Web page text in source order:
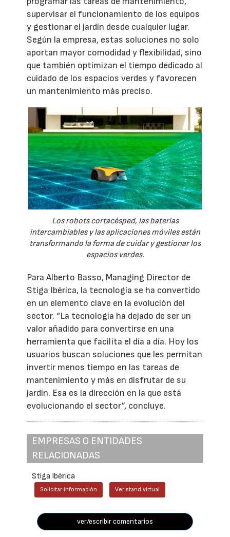
supervisar el funcionamiento de los equipos
y gestionar el jardín desde cualquier lugar.
Según la empresa, estas soluciones no solo
aportan mayor comodidad y flexibilidad, sino
que también optimizan el tiempo dedicado al
cuidado de los espacios verdes y favorecen
un mantenimiento más preciso.
Los robots cortacésped, las baterías
intercambiables y las aplicaciones móviles están
transformando la forma de cuidar y gestionar los
espacios verdes.
Para Alberto Basso, Managing Director de
Stiga Ibérica, la tecnología se ha convertido
en un elemento clave en la evolución del
sector. “La tecnología ha dejado de ser un
valor añadido para convertirse en una
herramienta que facilita el día a día. Hoy los
usuarios buscan soluciones que les permitan
invertir menos tiempo en las tareas de
mantenimiento y más en disfrutar de su
jardín. Esa es la dirección en la que está
evolucionando el sector”, concluye.
EMPRESAS O ENTIDADES
RELACIONADAS
Stiga Ibérica
Solicitar información Ver stand virtual
ver/escribir comentarios